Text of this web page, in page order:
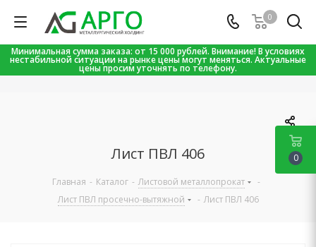
Минимальная сумма заказа: от 15 000 рублей. Внимание! В условиях
нестабильной ситуации на рынке цены могут меняться. Актуальные
цены просим уточнять по телефону.
0
Лист ПВЛ 406
Главная - Каталог - Листовой металлопрокат
-
Лист ПВЛ просечно-вытяжной
- Лист ПВЛ 406
0